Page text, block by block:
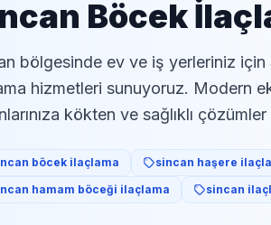
Böcek
bölgesinde ev ve iş yerleriniz için
hizmetleri sunuyoruz. Modern
kökten ve sağlıklı
böcek ilaçlama sincan haşere
hamam böceği ilaçlama
sincan